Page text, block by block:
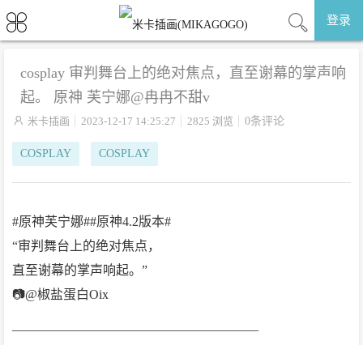
登录
cosplay 审判舞台上的绝对焦点，直至谢幕的掌声响
起。 原神 芙宁娜@冉冉不甜v
 米卡插画 2023-12-17 14:25:27 2825 浏览 0条评论
COSPLAY COSPLAY
#原神芙宁娜##原神4.2版本#
“审判舞台上的绝对焦点，
直至谢幕的掌声响起。”
📷@椒盐蛋白Oix
———————————————————